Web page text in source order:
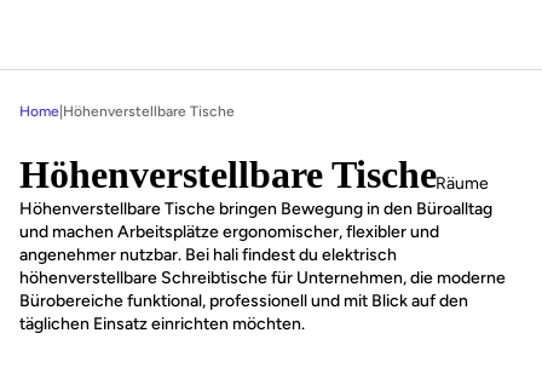
Räume
Home Höhenverstellbare Tische
Höhenverstellbare Tische
Höhenverstellbare Tische bringen Bewegung in den Büroalltag
und machen Arbeitsplätze ergonomischer, flexibler und
angenehmer nutzbar. Bei hali findest du elektrisch
höhenverstellbare Schreibtische für Unternehmen, die moderne
Bürobereiche funktional, professionell und mit Blick auf den
täglichen Einsatz einrichten möchten.